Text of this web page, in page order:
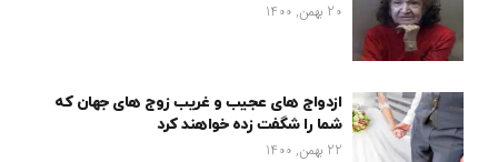
20 بهمن, 1400
ازدواج های عجیب و غریب زوج های جهان که
شما را شگفت زده خواهند کرد
22 بهمن, 1400